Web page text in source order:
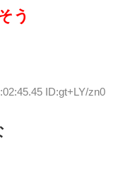
う
ID:gt+LY/zn0